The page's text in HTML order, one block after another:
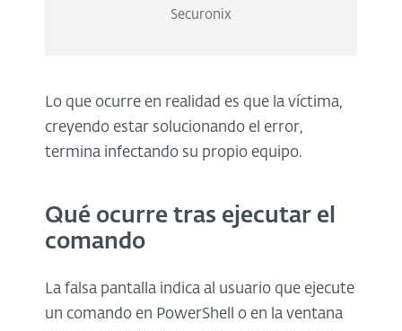
Securonix
Lo que ocurre en realidad es que la víctima,
creyendo estar solucionando el error,
termina infectando su propio equipo.
Qué ocurre tras ejecutar el
comando
La falsa pantalla indica al usuario que ejecute
un comando en PowerShell o en la ventana